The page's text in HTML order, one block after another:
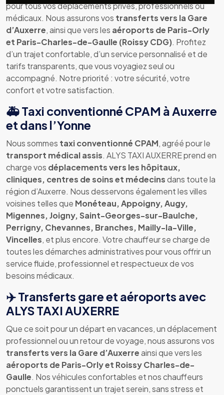
pour tous vos déplacements privés, professionnels ou
médicaux. Nous assurons vos transferts vers la Gare
d’Auxerre, ainsi que vers les aéroports de Paris-Orly
et Paris-Charles-de-Gaulle (Roissy CDG). Profitez
d’un trajet confortable, d’un service personnalisé et de
tarifs transparents, que vous voyagiez seul ou
accompagné. Notre priorité : votre sécurité, votre
confort et votre satisfaction.
🚑 Taxi conventionné CPAM à Auxerre
et dans l’Yonne
Nous sommes taxi conventionné CPAM, agréé pour le
transport médical assis. ALYS TAXI AUXERRE prend en
charge vos déplacements vers les hôpitaux,
cliniques, centres de soins et médecinsdans toute la
région d’Auxerre. Nous desservons également les villes
voisines telles que Monéteau, Appoigny, Augy,
Migennes, Joigny, Saint-Georges-sur-Baulche,
Perrigny, Chevannes, Branches, Mailly-la-Ville,
Vincelles, et plus encore. Votre chauffeur se charge de
toutes les démarches administratives pour vous offrir un
service fluide, professionnel et respectueux de vos
besoins médicaux.
✈️ Transferts gare et aéroports avec
ALYS TAXI AUXERRE
Que ce soit pour un départ en vacances, un déplacement
professionnel ou un retour de voyage, nous assurons vos
transferts vers la Gare d’Auxerreainsi que vers les
aéroports de Paris-Orly et Roissy Charles-de-
Gaulle. Nos véhicules confortables et nos chauffeurs
ponctuels garantissent un trajet serein, sans stress et